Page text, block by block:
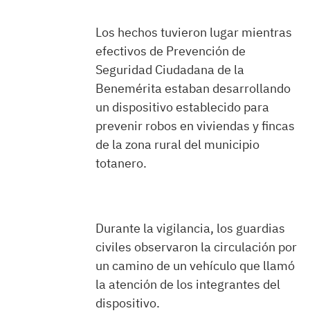
Los hechos tuvieron lugar mientras
efectivos de Prevención de
Seguridad Ciudadana de la
Benemérita estaban desarrollando
un dispositivo establecido para
prevenir robos en viviendas y fincas
de la zona rural del municipio
totanero.
Durante la vigilancia, los guardias
civiles observaron la circulación por
un camino de un vehículo que llamó
la atención de los integrantes del
dispositivo.